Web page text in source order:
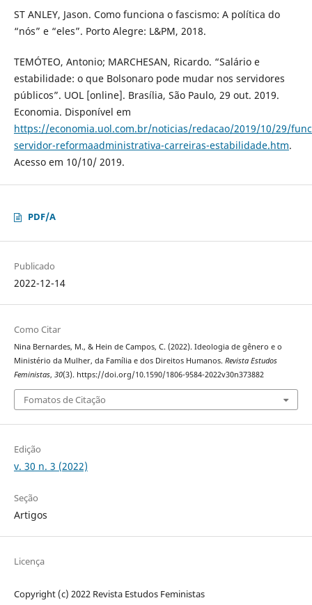
ST ANLEY, Jason. Como funciona o fascismo: A política do
“nós” e “eles”. Porto Alegre: L&PM, 2018.
TEMÓTEO, Antonio; MARCHESAN, Ricardo. “Salário e
estabilidade: o que Bolsonaro pode mudar nos servidores
públicos”. UOL [online]. Brasília, São Paulo, 29 out. 2019.
Economia. Disponível em
https://economia.uol.com.br/noticias/redacao/2019/10/29/
servidor-reformaadministrativa-carreiras-estabilidade.htm.
Acesso em 10/10/ 2019.
PDF/A
Publicado
2022-12-14
Como Citar
Nina Bernardes, M., & Hein de Campos, C. (2022). Ideologia de gênero e o
Ministério da Mulher, da Família e dos Direitos Humanos. Revista Estudos
Feministas, 30(3). https://doi.org/10.1590/1806-9584-2022v30n373882
Fomatos de Citação
Edição
v. 30 n. 3 (2022)
Seção
Artigos
Licença
Copyright (c) 2022 Revista Estudos Feministas